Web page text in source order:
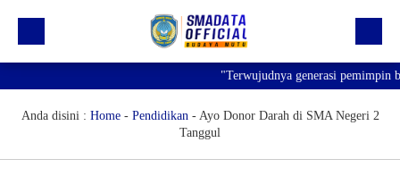
Profil
"Terwujudnya generasi pemimpin
Anda disini : Home- Pendidikan- Ayo Donor Darah di SMA Negeri 2
Tanggul